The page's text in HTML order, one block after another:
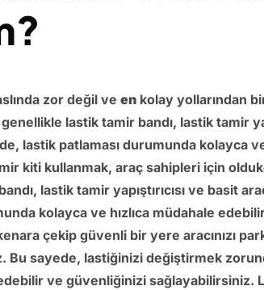
zor değil ve en kolay yollarından
lastik tamir bandı, lastik tamir
lastik patlaması durumunda kolayca
kiti kullanmak, araç sahipleri için
lastik tamir yapıştırıcısı ve basit
kolayca ve hızlıca müdahale
çekip güvenli bir yere aracınızı
Bu sayede, lastiğinizi değiştirmek
ve güvenliğinizi sağlayabilirsiniz.